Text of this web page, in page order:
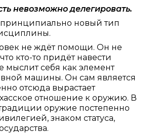
невозможно делегировать.
принципиально новый тип
не ждёт помощи. Он не
кто-то придёт навести
мыслит себя как элемент
машины. Он сам является
отсюда вырастает
отношение к оружию. В
оружие постепенно
знаком статуса,